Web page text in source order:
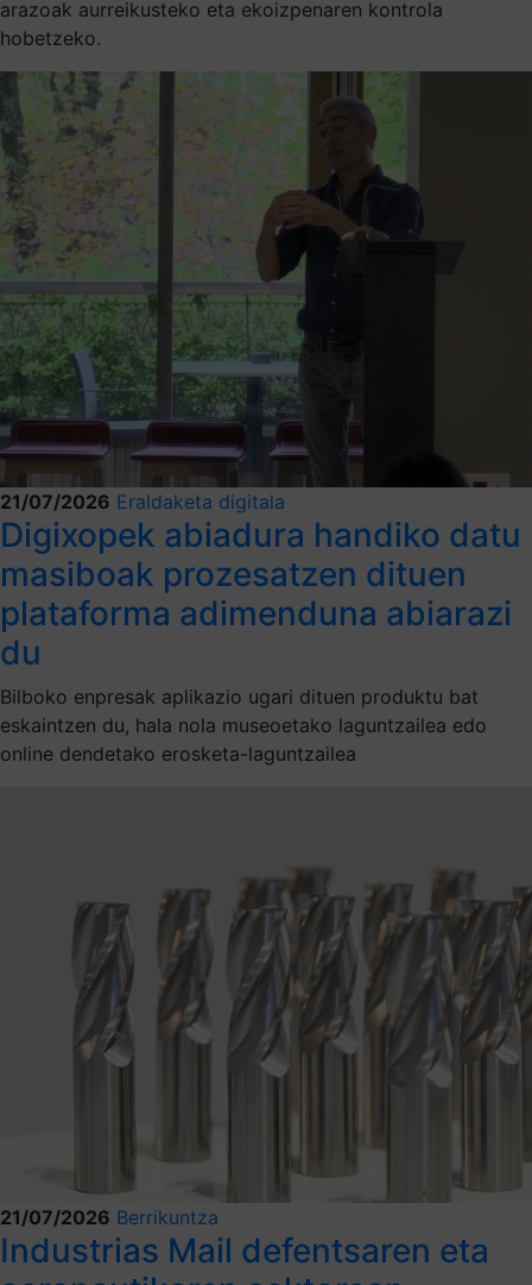
arazoak aurreikusteko eta ekoizpenaren kontrola
hobetzeko.
21/07/2026 Eraldaketa digitala
Digixopek abiadura handiko datu
masiboak prozesatzen dituen
plataforma adimenduna abiarazi
du
Bilboko enpresak aplikazio ugari dituen produktu bat
eskaintzen du, hala nola museoetako laguntzailea edo
online dendetako erosketa-laguntzailea
21/07/2026 Berrikuntza
Industrias Mail defentsaren eta